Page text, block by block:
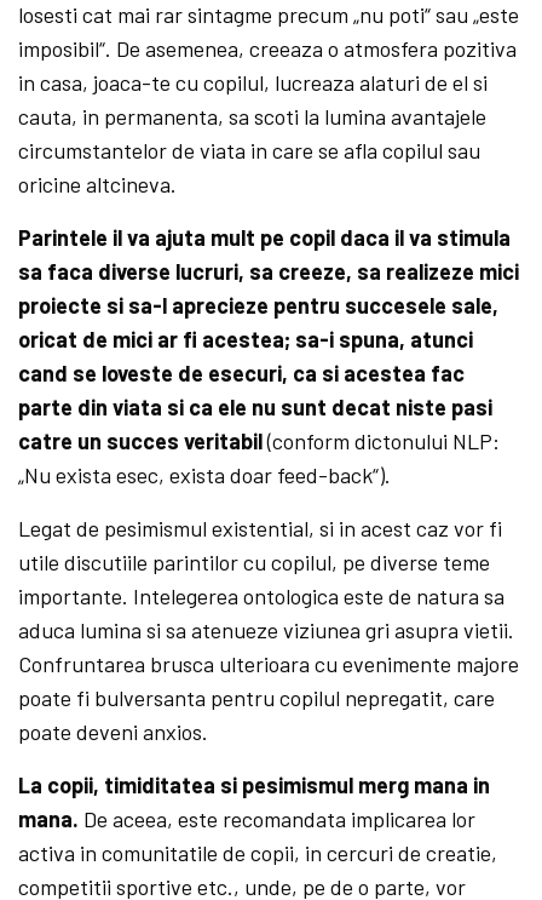
losesti cat mai rar sintagme precum „nu poti“ sau „este
imposibil“. De asemenea, creeaza o atmosfera pozitiva
in casa, joaca-te cu copilul, lucreaza alaturi de el si
cauta, in permanenta, sa scoti la lumina avantajele
circumstantelor de viata in care se afla copilul sau
oricine altcineva.
Parintele il va ajuta mult pe copil daca il va stimula
sa faca diverse lucruri, sa creeze, sa realizeze mici
proiecte si sa-l aprecieze pentru succesele sale,
oricat de mici ar fi acestea; sa-i spuna, atunci
cand se lo­veste de esecuri, ca si acestea fac
parte din viata si ca ele nu sunt decat niste pasi
catre un succes veritabil(conform dictonului NLP:
„Nu exista esec, exista doar feed-back“).
Legat de pesimismul existential, si in acest caz vor fi
utile discutiile parintilor cu copilul, pe diverse teme
importante. Intelegerea ontologica este de natura sa
aduca lumina si sa atenueze viziunea gri asupra vietii.
Confruntarea brusca ulterioara cu evenimente majore
poate fi bulversanta pentru copilul nepregatit, care
poate deveni anxios.
La copii, timiditatea si pesimismul merg mana in
mana. De aceea, este recomandata implicarea lor
activa in comunitatile de copii, in cercuri de creatie,
competitii sportive etc., unde, pe de o parte, vor